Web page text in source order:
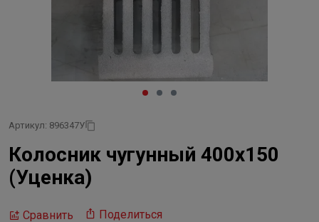
Артикул: 896347У
Колосник чугунный 400х150
(Уценка)
Сравнить Поделиться